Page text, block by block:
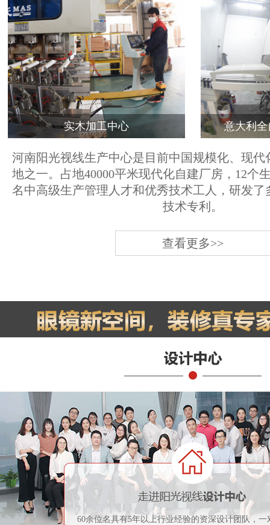
实木加工中心 意大利
河南阳光视线生产中心是目前中国规模化、现代
地之一。占地40000平米现代化自建厂房，12个
名中高级生产管理人才和优秀技术工人，研发了
技术专利。
查看更多>>
60余位名具有5年以上行业经验的资深设计团队，一